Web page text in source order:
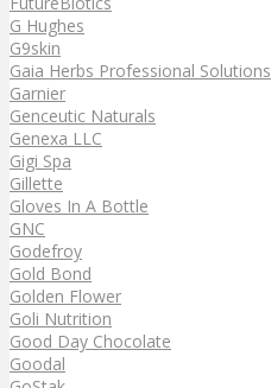
G Hughes
G9skin
Gaia Herbs Professional Solutions
Garnier
Genceutic Naturals
Genexa LLC
Gigi Spa
Gillette
Gloves In A Bottle
GNC
Godefroy
Gold Bond
Golden Flower
Goli Nutrition
Good Day Chocolate
Goodal